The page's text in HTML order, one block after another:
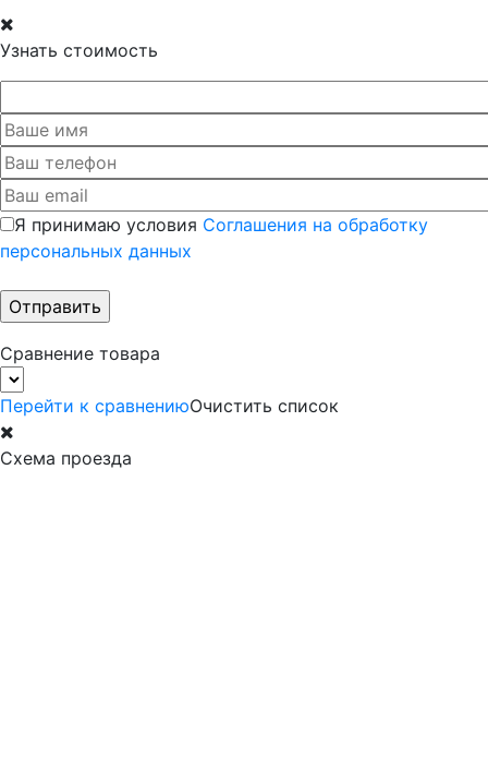
Узнать стоимость
Я принимаю условия Соглашения на обработку
персональных данных
Сравнение товара
Перейти к сравнениюОчистить список
Схема проезда